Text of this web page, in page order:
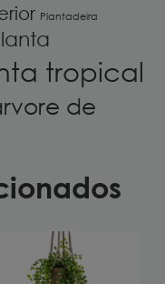
Plantadeira
tropical
de